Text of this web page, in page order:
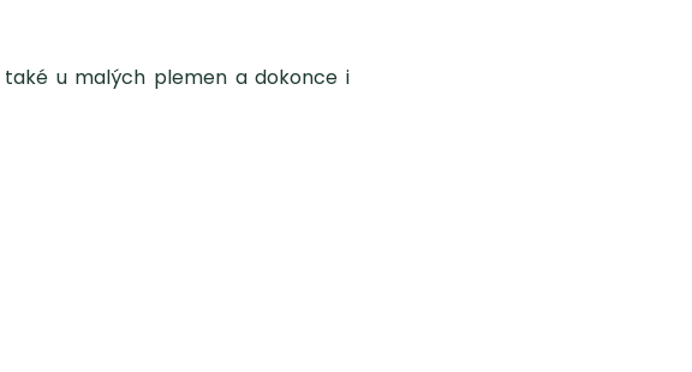
u malých plemen a dokonce i